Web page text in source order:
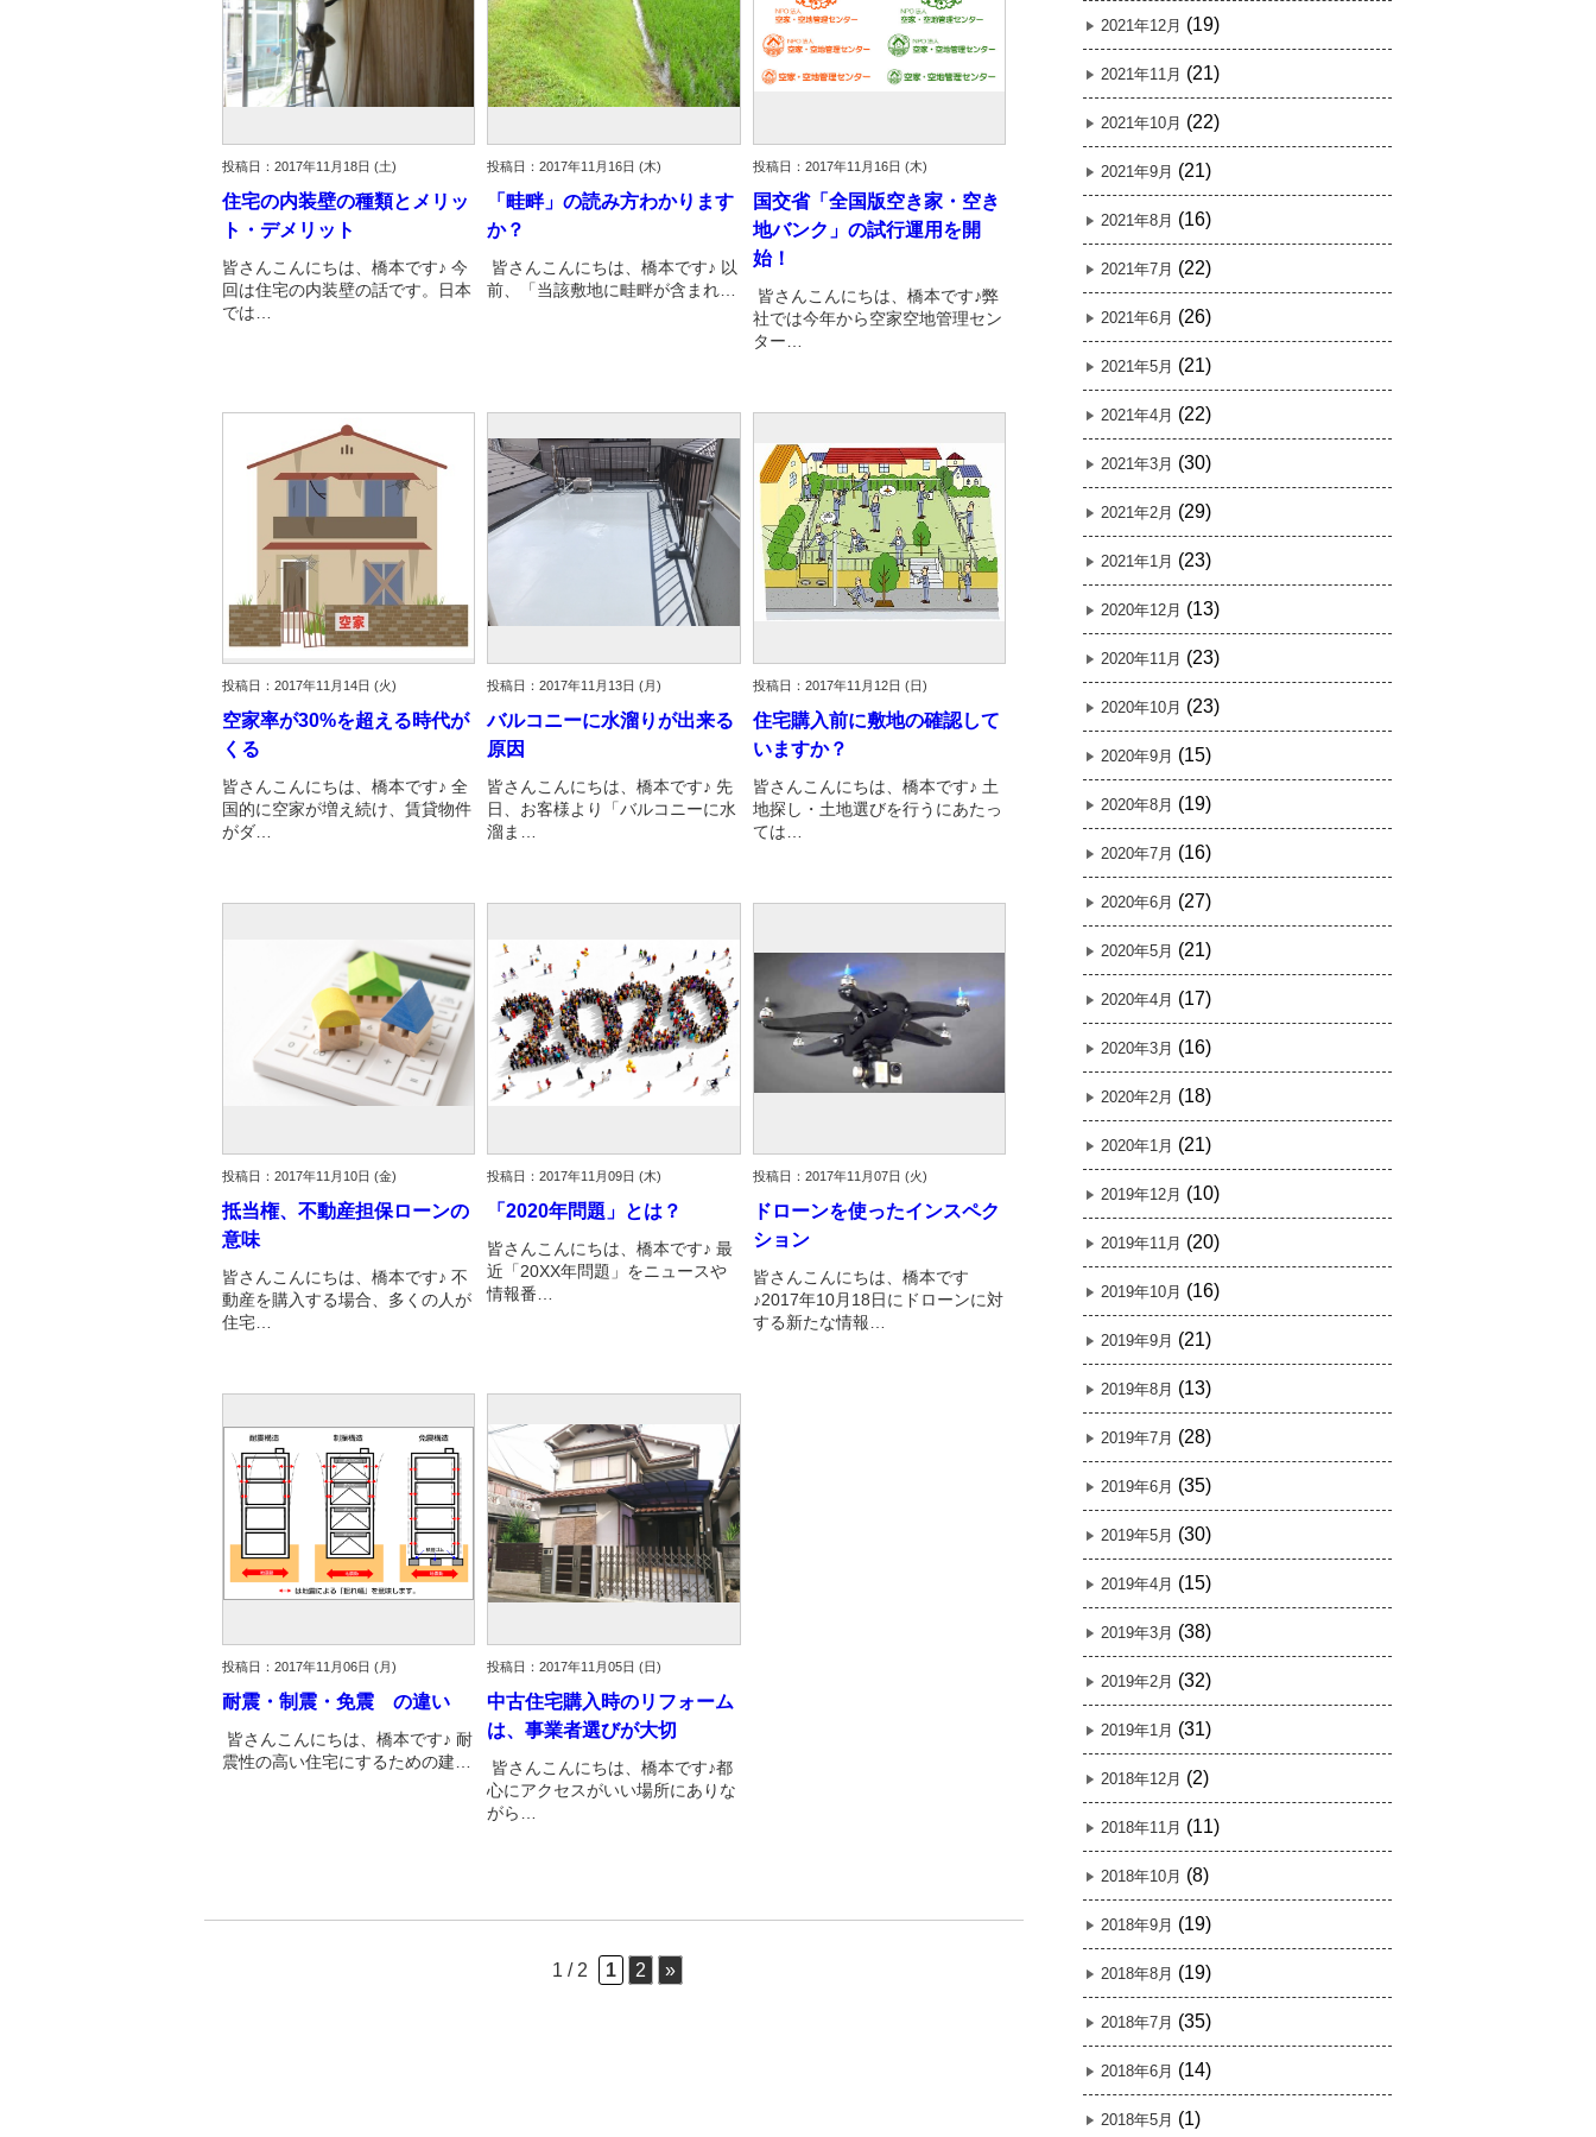
投稿日：2017年11月18日 (土)
住宅の内装壁の種類とメリッ
ト・デメリット
皆さんこんにちは、橋本です♪ 今
回は住宅の内装壁の話です。日本
では…
投稿日：2017年11月16日 (木)
「畦畔」の読み方わかります
か？
皆さんこんにちは、橋本です♪ 以
前、「当該敷地に畦畔が含まれ…
投稿日：2017年11月16日 (木)
国交省「全国版空き家・空き
地バンク」の試行運用を開
始！
皆さんこんにちは、橋本です♪弊
社では今年から空家空地管理セン
ター…
投稿日：2017年11月14日 (火)
空家率が30%を超える時代が
くる
皆さんこんにちは、橋本です♪ 全
国的に空家が増え続け、賃貸物件
がダ…
投稿日：2017年11月13日 (月)
バルコニーに水溜りが出来る
原因
皆さんこんにちは、橋本です♪ 先
日、お客様より「バルコニーに水
溜ま…
投稿日：2017年11月12日 (日)
住宅購入前に敷地の確認して
いますか？
皆さんこんにちは、橋本です♪ 土
地探し・土地選びを行うにあたっ
ては…
投稿日：2017年11月10日 (金)
抵当権、不動産担保ローンの
意味
皆さんこんにちは、橋本です♪ 不
動産を購入する場合、多くの人が
住宅…
投稿日：2017年11月09日 (木)
「2020年問題」とは？
皆さんこんにちは、橋本です♪ 最
近「20XX年問題」をニュースや
情報番…
投稿日：2017年11月07日 (火)
ドローンを使ったインスペク
ション
皆さんこんにちは、橋本です
♪2017年10月18日にドローンに対
する新たな情報…
投稿日：2017年11月06日 (月)
耐震・制震・免震 の違い
皆さんこんにちは、橋本です♪ 耐
震性の高い住宅にするための建…
投稿日：2017年11月05日 (日)
中古住宅購入時のリフォーム
は、事業者選びが大切
皆さんこんにちは、橋本です♪都
心にアクセスがいい場所にありな
がら…
1 / 2 1 2 »
2021年12月 (19)
2021年11月 (21)
2021年10月 (22)
2021年9月 (21)
2021年8月 (16)
2021年7月 (22)
2021年6月 (26)
2021年5月 (21)
2021年4月 (22)
2021年3月 (30)
2021年2月 (29)
2021年1月 (23)
2020年12月 (13)
2020年11月 (23)
2020年10月 (23)
2020年9月 (15)
2020年8月 (19)
2020年7月 (16)
2020年6月 (27)
2020年5月 (21)
2020年4月 (17)
2020年3月 (16)
2020年2月 (18)
2020年1月 (21)
2019年12月 (10)
2019年11月 (20)
2019年10月 (16)
2019年9月 (21)
2019年8月 (13)
2019年7月 (28)
2019年6月 (35)
2019年5月 (30)
2019年4月 (15)
2019年3月 (38)
2019年2月 (32)
2019年1月 (31)
2018年12月 (2)
2018年11月 (11)
2018年10月 (8)
2018年9月 (19)
2018年8月 (19)
2018年7月 (35)
2018年6月 (14)
2018年5月 (1)